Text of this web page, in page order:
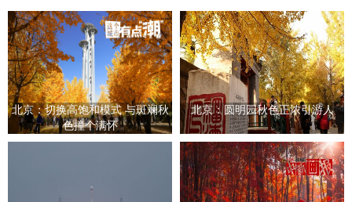
北京：切换高饱和模式 与斑斓秋
色撞个满怀
北京：圆明园秋色正浓引游人